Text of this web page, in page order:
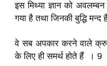
इस मिथ्या ज्ञान को
गया है तथा जिनकी बुद्धि मन्द
वे सब अपकार करने वाले
के लिए ही समर्थ होते हैं । 9